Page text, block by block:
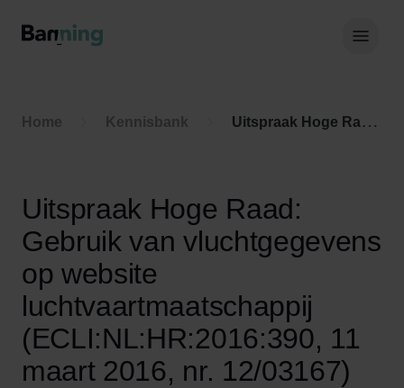
Home Kennisbank Uitspraak Hoge Raad: Gebruik van vluchtgegevens op website luchtvaartmaatschappij (ECLI:NL:HR:2016:390, 11 maart 2016, nr. 12/03167)
Uitspraak Hoge Raad:
Gebruik van vluchtgegevens
op website
luchtvaartmaatschappij
(ECLI:NL:HR:2016:390, 11
maart 2016, nr. 12/03167)